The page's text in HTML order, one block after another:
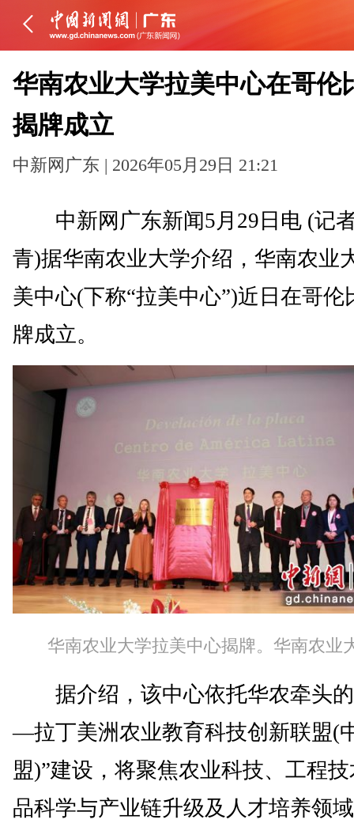
华南农业大学拉美中心在哥伦
揭牌成立
中新网广东 | 2026年05月29日 21:21
中新网广东新闻5月29日电 (记
青)据华南农业大学介绍，华南农业
美中心(下称“拉美中心”)近日在哥伦
牌成立。
华南农业大学拉美中心揭牌。华南农业
据介绍，该中心依托华农牵头的
—拉丁美洲农业教育科技创新联盟(
盟)”建设，将聚焦农业科技、工程
品科学与产业链升级及人才培养领